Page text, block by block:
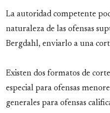
La autoridad competente
naturaleza de las ofensas
Bergdahl, enviarlo a una
Existen dos formatos de
especial para ofensas
generales para ofensas